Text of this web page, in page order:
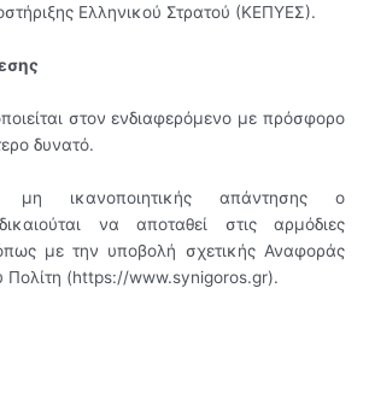
Ελληνικού Στρατού (ΚΕΠΥΕΣ).
στον ενδιαφερόμενο με πρόσφορο
δυνατό.
μη ικανοποιητικής απάντησης ο
να αποταθεί στις αρμόδιες
με την υποβολή σχετικής Αναφοράς
Πολίτη (https://www.synigoros.gr).